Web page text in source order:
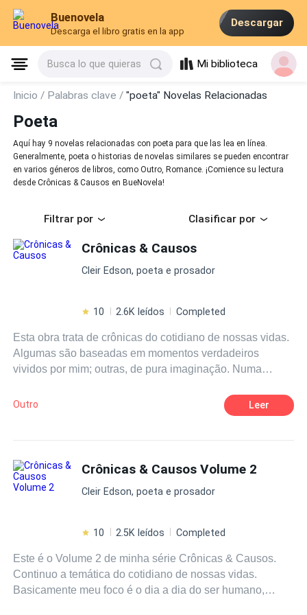
Buenovela
Descarga el libro gratis en la app
Descargar
Busca lo que quieras Mi biblioteca
Inicio / Palabras clave /"poeta" Novelas Relacionadas
Poeta
Aquí hay 9 novelas relacionadas con poeta para que las lea en línea.
Generalmente, poeta o historias de novelas similares se pueden encontrar
en varios géneros de libros, como Outro, Romance. ¡Comience su lectura
desde Crônicas & Causos en BueNovela!
Filtrar por Clasificar por
Crônicas & Causos
Cleir Edson, poeta e prosador
10 2.6K leídos Completed
Esta obra trata de crônicas do cotidiano de nossas vidas.
Algumas são baseadas em momentos verdadeiros
vividos por mim; outras, de pura imaginação. Numa
melodia e rima à prosa poética. Tenho como propósito
instigar o leitor a uma reflexão sobre a vida, deixando
revisa e corrige minhas crônicas. Gratidão sempre.
Outro Leer
Crônicas & Causos Volume 2
Cleir Edson, poeta e prosador
10 2.5K leídos Completed
Este é o Volume 2 de minha série Crônicas & Causos.
Continuo a temática do cotidiano de nossas vidas.
Basicamente meu foco é o dia a dia do ser humano,